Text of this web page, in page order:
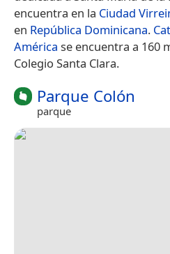
encuentra en la Ciudad
en República Dominicana.
América se encuentra a 160
Colegio Santa Clara.
Parque Colón
parque